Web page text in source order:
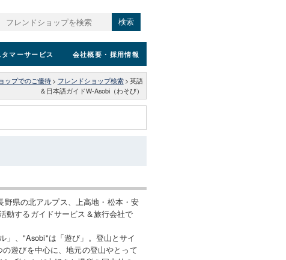
検索
タマーサービス 会社概要 ・採用情報
ップでのご優待> フレンドショップ検索 > 英語
＆日本語ガイドW-Asobi（わそび）
野県の北アルプス、上高地・松本・安
動するガイドサービス＆旅行会社で
」、"Asobi"は「遊び」。登山とサイ
の遊びを中心に、地元の登山やとって